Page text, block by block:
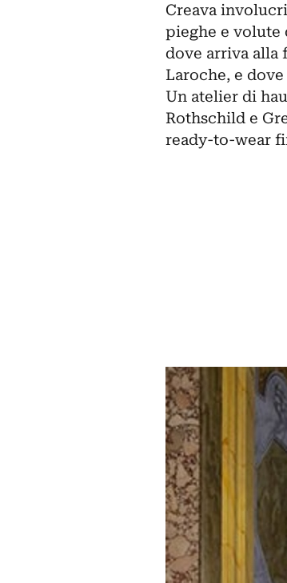
Creava
pieghe e volute
dove arriva alla
Laroche, e
Un atelier di
Rothschild e
ready-to-wear